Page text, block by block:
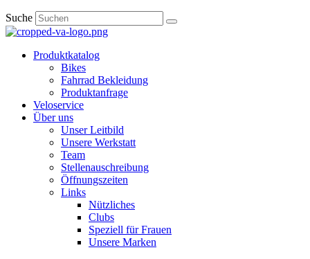
Suche
Produktkatalog
Bikes
Fahrrad Bekleidung
Produktanfrage
Veloservice
Über uns
Unser Leitbild
Unsere Werkstatt
Team
Stellenauschreibung
Öffnungszeiten
Links
Nützliches
Clubs
Speziell für Frauen​
Unsere Marken